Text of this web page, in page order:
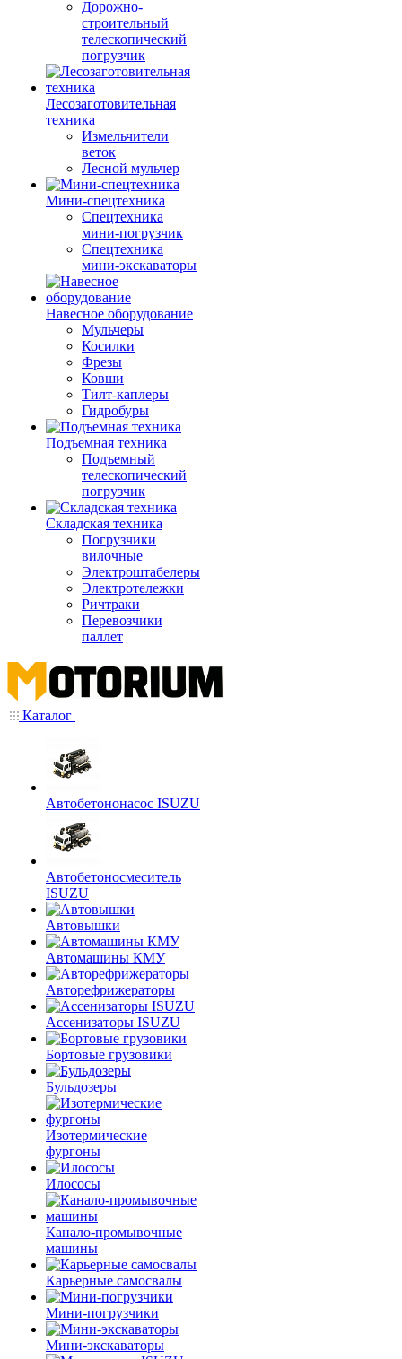
Дорожно-
строительный
телескопический
погрузчик
Лесозаготовительная
техника
Измельчители
веток
Лесной мульчер
Мини-спецтехника
Спецтехника
мини-погрузчик
Спецтехника
мини-экскаваторы
Навесное оборудование
Мульчеры
Косилки
Фрезы
Ковши
Тилт-каплеры
Гидробуры
Подъемная техника
Подъемный
телескопический
погрузчик
Складская техника
Погрузчики
вилочные
Электроштабелеры
Электротележки
Ричтраки
Перевозчики
паллет
Каталог
Автобетононасос ISUZU
Автобетоносмеситель
ISUZU
Автовышки
Автомашины КМУ
Авторефрижераторы
Ассенизаторы ISUZU
Бортовые грузовики
Бульдозеры
Изотермические
фургоны
Илососы
Канало-промывочные
машины
Карьерные самосвалы
Мини-погрузчики
Мини-экскаваторы